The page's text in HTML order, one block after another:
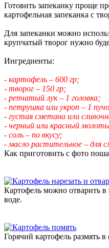
Готовить запеканку проще
картофельная запеканка с
Для запеканки можно
крупчатый творог нужно
Ингредиенты:
- картофель – 600 гр;
- творог – 150 гр;
- репчатый лук – 1 головка;
- петрушка или укроп – 1
- густая сметана или
- черный или красный
- соль – по вкусу;
- масло растительное – для
Как приготовить с фото
Картофель можно отварить в
воде.
Горячий картофель размять